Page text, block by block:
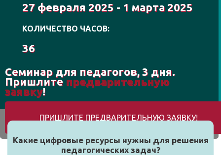
27 февраля 2025 - 1 марта 2025
КОЛИЧЕСТВО ЧАСОВ:
36
Семинар для педагогов, 3 дня.
Пришлите предварительную
заявку!
ПРИШЛИТЕ ПРЕДВАРИТЕЛЬНУЮ ЗАЯВКУ!
Какие цифровые ресурсы нужны для решения
педагогических задач?